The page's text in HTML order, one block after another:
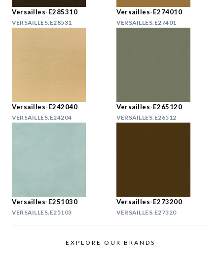
Versailles-E285310
VERSAILLES.E28531
Versailles-E274010
VERSAILLES.E27401
Versailles-E242040
VERSAILLES.E24204
Versailles-E265120
VERSAILLES.E26512
Versailles-E251030
VERSAILLES.E25103
Versailles-E273200
VERSAILLES.E27320
EXPLORE OUR BRANDS